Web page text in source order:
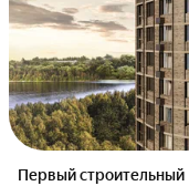
Первый строительный